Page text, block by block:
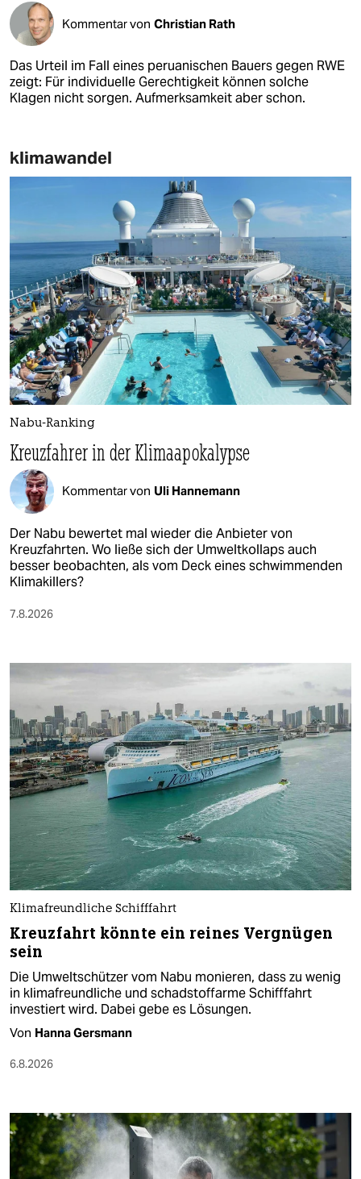
Kommentar von Christian Rath
Das Urteil im Fall eines peruanischen Bauers gegen RWE
zeigt: Für individuelle Gerechtigkeit können solche
Klagen nicht sorgen. Aufmerksamkeit aber schon.
klimawandel
Nabu-Ranking
Kreuzfahrer in der Klimaapokalypse
Kommentar von Uli Hannemann
Der Nabu bewertet mal wieder die Anbieter von
Kreuzfahrten. Wo ließe sich der Umweltkollaps auch
besser beobachten, als vom Deck eines schwimmenden
Klimakillers?
7.8.2026
Klimafreundliche Schifffahrt
Kreuzfahrt könnte ein reines Vergnügen
sein
Die Umweltschützer vom Nabu monieren, dass zu wenig
in klimafreundliche und schadstoffarme Schifffahrt
investiert wird. Dabei gebe es Lösungen.
Von Hanna Gersmann
6.8.2026